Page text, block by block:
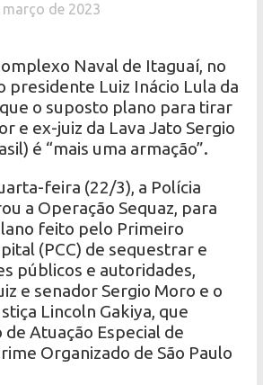
de 2023
Naval de Itaguaí, no
presidente Luiz Inácio Lula da
o suposto plano para tirar
e ex-juiz da Lava Jato Sergio
é “mais uma armação”.
feira (22/3), a Polícia
a Operação Sequaz, para
feito pelo Primeiro
(PCC) de sequestrar e
públicos e autoridades,
e senador Sergio Moro e o
Lincoln Gakiya, que
Atuação Especial de
Organizado de São Paulo